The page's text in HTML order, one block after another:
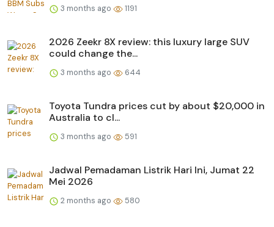
3 months ago 1191
2026 Zeekr 8X review: this luxury large SUV
could change the...
3 months ago 644
Toyota Tundra prices cut by about $20,000 in
Australia to cl...
3 months ago 591
Jadwal Pemadaman Listrik Hari Ini, Jumat 22
Mei 2026
2 months ago 580